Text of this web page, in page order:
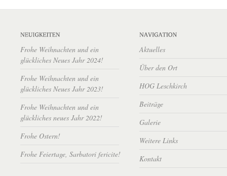
Frohe Weihnachten und ein
glückliches Neues Jahr 2024!
Frohe Weihnachten und ein
glückliches Neues Jahr 2023!
Frohe Weihnachten und ein
glückliches neues Jahr 2022!
Frohe Ostern!
Frohe Feiertage, Sarbatori fericite!
Aktuelles
Über den Ort
HOG Leschkirch
Beiträge
Galerie
Weitere Links
Kontakt